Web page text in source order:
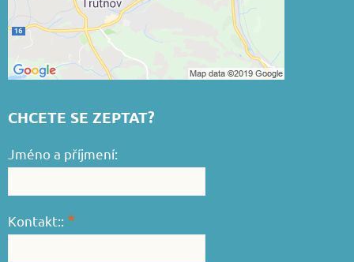
CHCETE SE ZEPTAT?
Jméno a příjmení:
Kontakt:: *